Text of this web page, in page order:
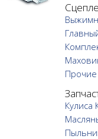
Кулиса